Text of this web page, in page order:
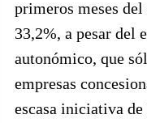
primeros meses
33,2%, a pesar del
autonómico, que
empresas
escasa iniciativa